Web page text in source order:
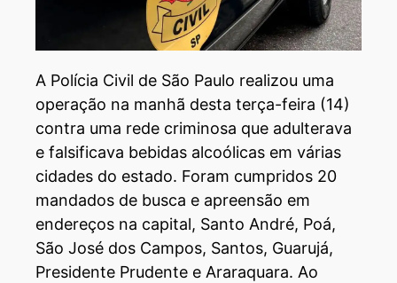
A Polícia Civil de São Paulo realizou uma
operação na manhã desta terça-feira (14)
contra uma rede criminosa que adulterava
e falsificava bebidas alcoólicas em várias
cidades do estado. Foram cumpridos 20
mandados de busca e apreensão em
endereços na capital, Santo André, Poá,
São José dos Campos, Santos, Guarujá,
Presidente Prudente e Araraquara. Ao